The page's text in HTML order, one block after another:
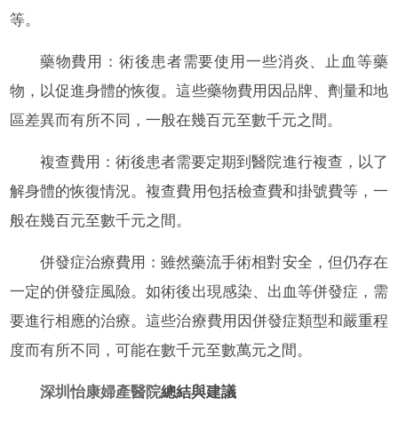
等。
藥物費用：術後患者需要使用一些消炎、止血等藥
物，以促進身體的恢復。這些藥物費用因品牌、劑量和地
區差異而有所不同，一般在幾百元至數千元之間。
複查費用：術後患者需要定期到醫院進行複查，以了
解身體的恢復情況。複查費用包括檢查費和掛號費等，一
般在幾百元至數千元之間。
併發症治療費用：雖然藥流手術相對安全，但仍存在
一定的併發症風險。如術後出現感染、出血等併發症，需
要進行相應的治療。這些治療費用因併發症類型和嚴重程
度而有所不同，可能在數千元至數萬元之間。
深圳怡康婦產醫院總結與建議